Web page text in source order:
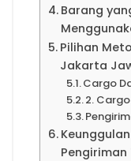
Barang
Pilihan
Jakarta
Cargo
2.
Pengiriman